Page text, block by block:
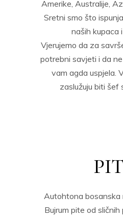
Amerike, Australije,
Sretni smo što
naših kupaca
Vjerujemo da za
potrebni savjeti i da
vam agda uspjela.
zaslužuju biti šef
Autohtona bosanska
Bujrum pite od